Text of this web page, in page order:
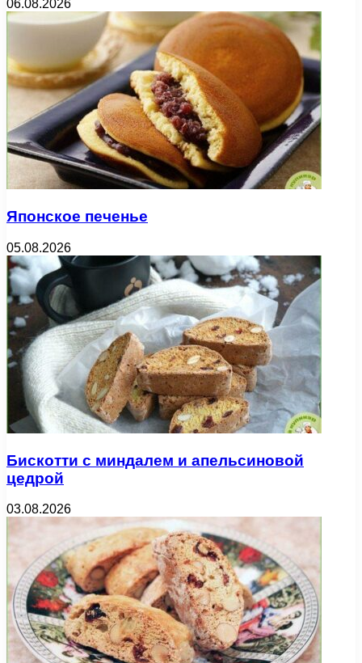
06.08.2026
Японское печенье
05.08.2026
Бискотти с миндалем и апельсиновой
цедрой
03.08.2026